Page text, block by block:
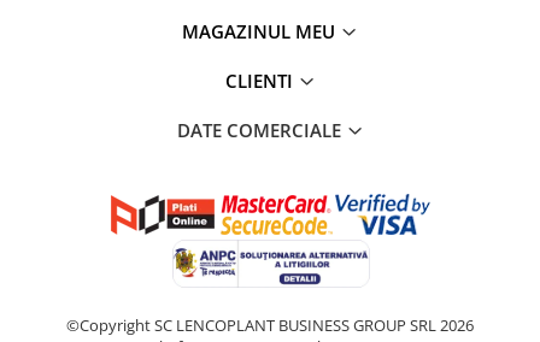
MAGAZINUL MEU
CLIENTI
DATE COMERCIALE
©Copyright SC LENCOPLANT BUSINESS GROUP SRL 2026